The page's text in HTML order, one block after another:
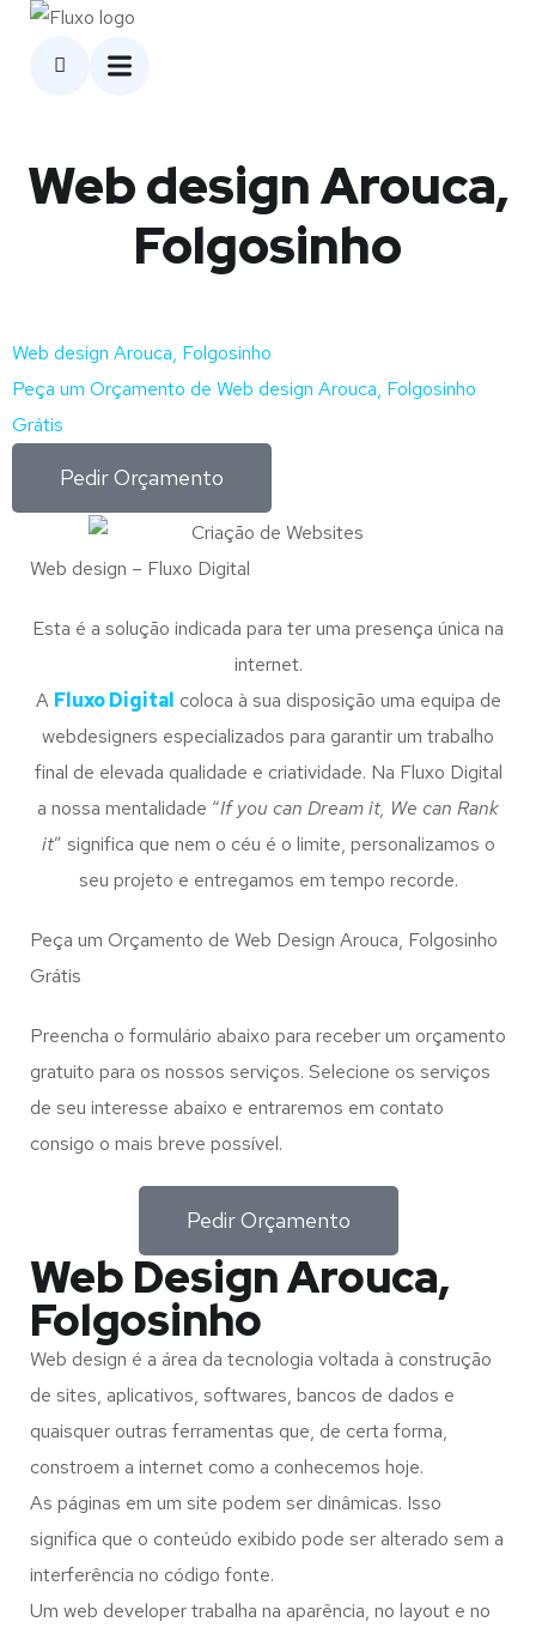
Web design Arouca,
Folgosinho
Web design Arouca, Folgosinho
Peça um Orçamento de Web design Arouca, Folgosinho
Grátis
Pedir Orçamento
Web design – Fluxo Digital
Esta é a solução indicada para ter uma presença única na
internet.
A Fluxo Digital coloca à sua disposição uma equipa de
webdesigners especializados para garantir um trabalho
final de elevada qualidade e criatividade. Na Fluxo Digital
a nossa mentalidade “If you can Dream it, We can Rank
it” significa que nem o céu é o limite, personalizamos o
seu projeto e entregamos em tempo recorde.
Peça um Orçamento de Web Design Arouca, Folgosinho
Grátis
Preencha o formulário abaixo para receber um orçamento
gratuito para os nossos serviços. Selecione os serviços
de seu interesse abaixo e entraremos em contato
consigo o mais breve possível.
Pedir Orçamento
Web Design Arouca,
Folgosinho
Web design é a área da tecnologia voltada à construção
de sites, aplicativos, softwares, bancos de dados e
quaisquer outras ferramentas que, de certa forma,
constroem a internet como a conhecemos hoje.
As páginas em um site podem ser dinâmicas. Isso
significa que o conteúdo exibido pode ser alterado sem a
interferência no código fonte.
Um web developer trabalha na aparência, no layout e no